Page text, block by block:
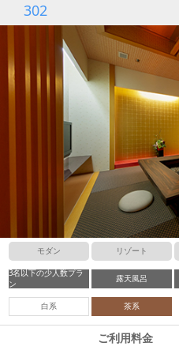
302
モダン リゾート
3名以下の少人数プラ
ン
露天風呂
白系 茶系
ご利用料金